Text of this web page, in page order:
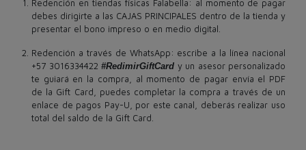
Redención en tiendas físicas Falabella: al momento de pagar
debes dirigirte a las CAJAS PRINCIPALES dentro de la tienda y
presentar el bono impreso o en medio digital.
Redención a través de WhatsApp: escribe a la línea nacional
+57 3016334422 #RedimirGiftCard y un asesor personalizado
te guiará en la compra, al momento de pagar envía el PDF
de la Gift Card, puedes completar la compra a través de un
enlace de pagos Pay-U, por este canal, deberás realizar uso
total del saldo de la Gift Card.